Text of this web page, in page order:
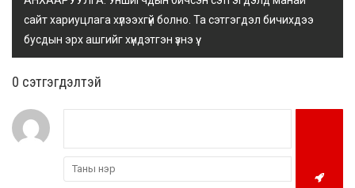
сайт хариуцлага хүлээхгүй болно. Та сэтгэгдэл бичихдээ
бусдын эрх ашгийг хүндэтгэн үзнэ үү.
0 cэтгэгдэлтэй